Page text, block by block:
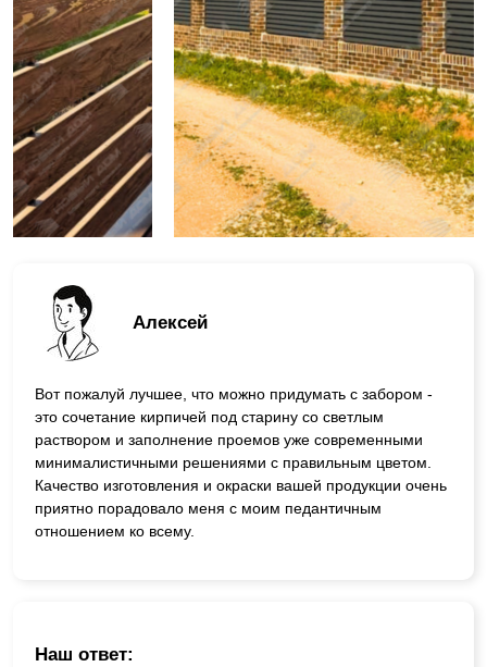
Алексей
Вот пожалуй лучшее, что можно придумать с забором -
это сочетание кирпичей под старину со светлым
раствором и заполнение проемов уже современными
минималистичными решениями с правильным цветом.
Качество изготовления и окраски вашей продукции очень
приятно порадовало меня с моим педантичным
отношением ко всему.
Наш ответ: